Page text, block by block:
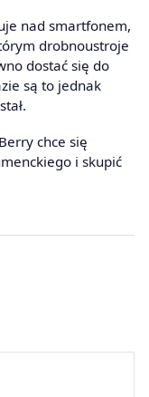
nad smartfonem,
drobnoustroje
dostać się do
są to jednak
chce się
i skupić